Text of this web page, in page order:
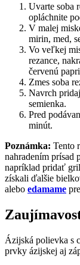
Uvarte soba
opláchnite
V malej
mirin, med,
Vo veľkej
rezance,
červenú
Zmes soba
Navrch
semienka.
Pred
minút.
Poznámka: Tento
nahradením prísad
napríklad pridať
získali ďalšie
alebo edamame
Ázijská polievka s
prvky ázijskej aj